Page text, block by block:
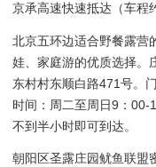
京承高速快速抵达（车程
北京五环边适合野餐露
娃、家庭游的优质选择。
东村村东顺白路471号。
时间：周二至周日9：00-
不到半小时即可到达。
朝阳区圣露庄园鱿鱼联盟